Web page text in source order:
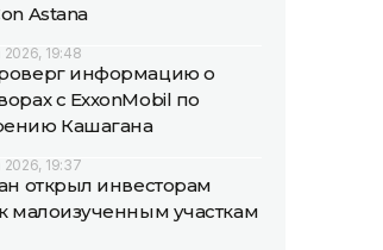
Astana
2026, 19:48
информацию о
с ExxonMobil по
Кашагана
2026, 19:37
открыл инвесторам
малоизученным участкам